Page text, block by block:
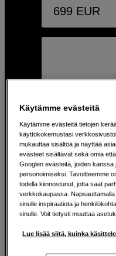
699 EUR
Samsung T7
Käytämme evästeitä
Käytämme evästeitä tietojen
käyttökokemustasi
mukauttaa sisältöä ja näyttää
evästeet sisältävät sekä omia
Googlen evästeitä, joiden kanssa
personoimiseksi. Tavoitteemme
todella kiinnostunut, jotta saat
verkkokaupassa.
sinulle inspiraatiota ja
sinulle. Voit tietysti muuttaa
Lue lisää siitä, kuinka